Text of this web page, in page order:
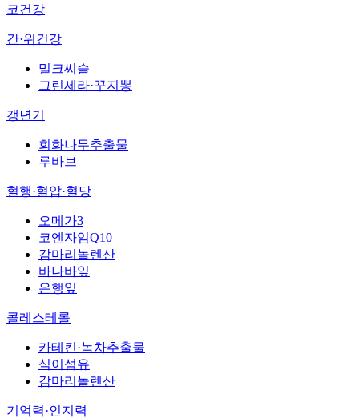
코건강
간·위건강
밀크씨슬
그린세라·꾸지뽕
갱년기
회화나무추출물
루바브
혈행·혈압·혈당
오메가3
코엔자임Q10
감마리놀렌산
바나바잎
은행잎
콜레스테롤
카테킨·녹차추출물
식이섬유
감마리놀렌산
기억력·인지력